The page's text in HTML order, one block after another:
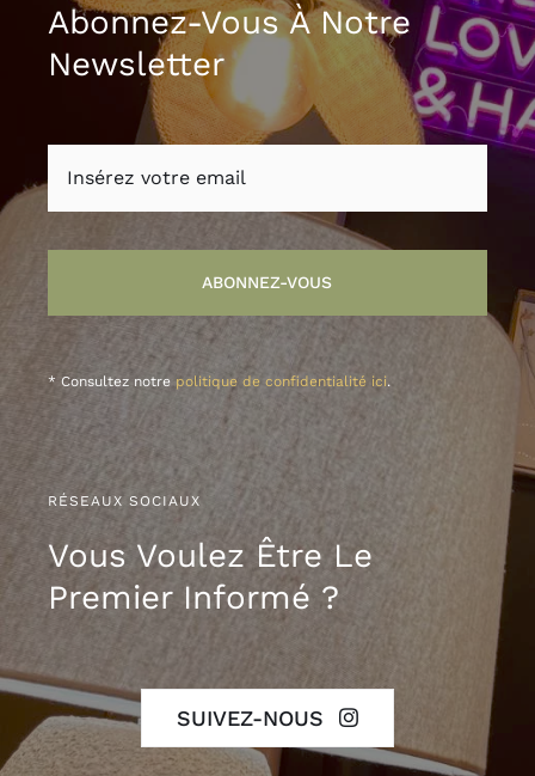
Abonnez-Vous À Notre
Newsletter
ABONNEZ-VOUS
* Consultez notre politique de confidentialité ici.
RÉSEAUX SOCIAUX
Vous Voulez Être Le
Premier Informé ?
SUIVEZ-NOUS